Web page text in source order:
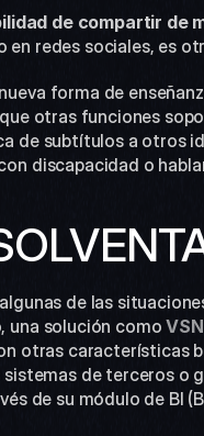
de compartir de
en redes sociales, es
forma de
otras funciones
de subtítulos a otros
discapacidad o
de las
una solución como
otras características
de terceros o
de su módulo de BI